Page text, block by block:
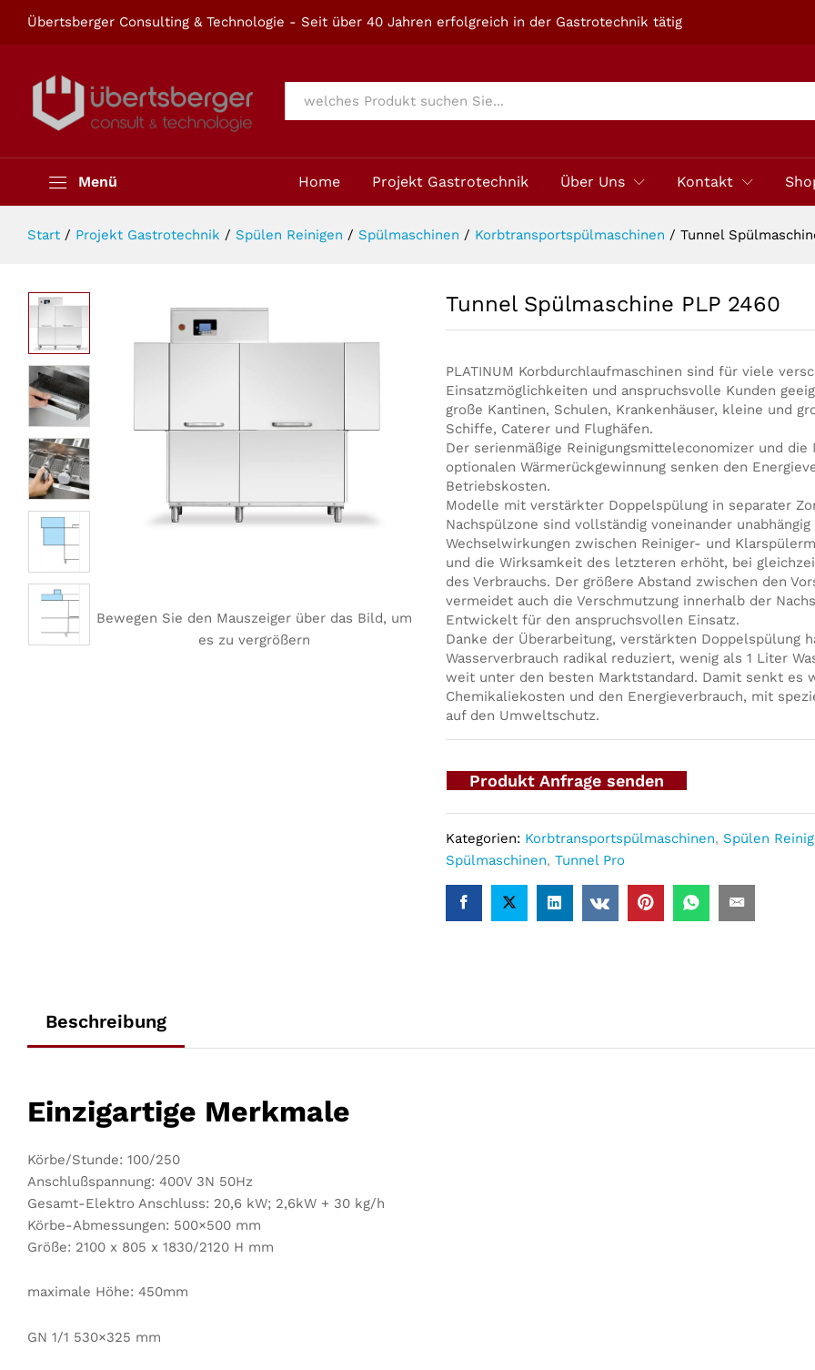
Übertsberger Consulting & Technologie - Seit über 40 Jahren erfolgreich in der Gastrotechnik tätig
Alle
Menü
CNS – Möbel – by
Home Projekt Gastrotechnik Über Uns Kontakt
Start / Projekt Gastrotechnik / Spülen Reinigen / Spülmaschinen / Korbtransportspülmaschinen / Tunnel
Bewegen Sie den Mauszeiger über das Bild, um
es zu vergrößern
Tunnel Spülmaschine PLP 2460
PLATINUM Korbdurchlaufmaschinen sind für viele
Einsatzmöglichkeiten und anspruchsvolle Kunden
große Kantinen, Schulen, Krankenhäuser, kleine und
Schiffe, Caterer und Flughäfen.
Der serienmäßige Reinigungsmitteleconomizer und
optionalen Wärmerückgewinnung senken den
Betriebskosten.
Modelle mit verstärkter Doppelspülung in separater
Nachspülzone sind vollständig voneinander
Wechselwirkungen zwischen Reiniger- und
und die Wirksamkeit des letzteren erhöht, bei
des Verbrauchs. Der größere Abstand zwischen den
vermeidet auch die Verschmutzung innerhalb der
Entwickelt für den anspruchsvollen Einsatz.
Danke der Überarbeitung, verstärkten Doppelspülung
Wasserverbrauch radikal reduziert, wenig als 1 Liter
weit unter den besten Marktstandard. Damit senkt es
Chemikaliekosten und den Energieverbrauch, mit
auf den Umweltschutz.
Produkt Anfrage senden
Kategorien: Korbtransportspülmaschinen, Spülen
Spülmaschinen, Tunnel Pro
Beschreibung
Einzigartige Merkmale
Körbe/Stunde: 100/250
Anschlußspannung: 400V 3N 50Hz
Gesamt-Elektro Anschluss: 20,6 kW; 2,6kW + 30 kg/h
Körbe-Abmessungen: 500×500 mm
Größe: 2100 x 805 x 1830/2120 H mm
maximale Höhe: 450mm
GN 1/1 530×325 mm
Beschreibung